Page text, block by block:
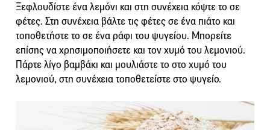
Ξεφλουδίστε ένα λεμόνι και στη συνέχεια κόψτε το σε
φέτες. Στη συνέχεια βάλτε τις φέτες σε ένα πιάτο και
τοποθετήστε το σε ένα ράφι του ψυγείου. Μπορείτε
επίσης να χρησιμοποιήσετε και τον χυμό του λεμονιού.
Πάρτε λίγο βαμβάκι και μουλιάστε το στο χυμό του
λεμονιού, στη συνέχεια τοποθετείστε στο ψυγείο.